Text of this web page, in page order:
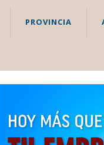
PROVINCIA